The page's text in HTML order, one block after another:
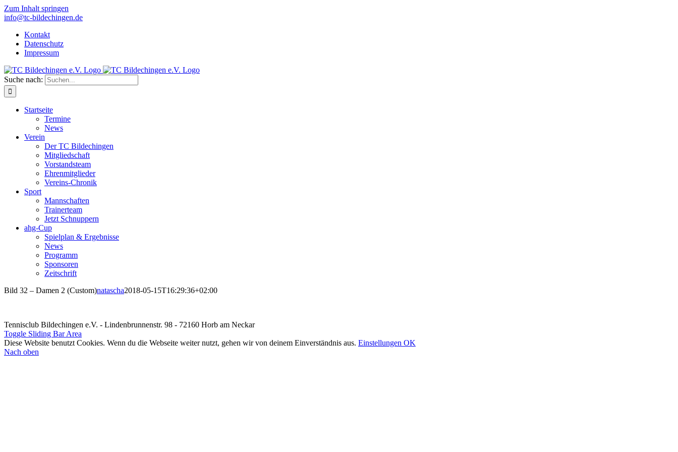
Zum Inhalt springen
info@tc-bildechingen.de
Kontakt
Datenschutz
Impressum
Suche nach:
Startseite
Termine
News
Verein
Der TC Bildechingen
Mitgliedschaft
Vorstandsteam
Ehrenmitglieder
Vereins-Chronik
Sport
Mannschaften
Trainerteam
Jetzt Schnuppern
ahg-Cup
Spielplan & Ergebnisse
News
Programm
Sponsoren
Zeitschrift
Bild 32 – Damen 2 (Custom)natascha2018-05-15T16:29:36+02:00
Tennisclub Bildechingen e.V. - Lindenbrunnenstr. 98 - 72160 Horb am Neckar
Toggle Sliding Bar Area
Diese Website benutzt Cookies. Wenn du die Webseite weiter nutzt, gehen wir von deinem Einverständnis aus. Einstellungen OK
Nach oben